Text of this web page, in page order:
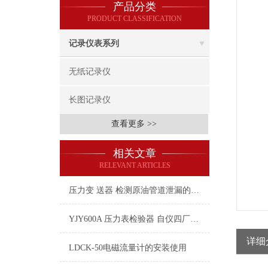
产品分类
PRODUCT CLASSIFICATION
记录仪表系列
无纸记录仪
长图记录仪
查看更多 >>
相关文章
RELEVANT ARTICLES
压力变 送器 检测原油管道泄漏的重要性
YJY600A 压力表检验器 自仪四厂 上海自动化仪表四厂
LDCK-50电磁流量计的安装使用
详细